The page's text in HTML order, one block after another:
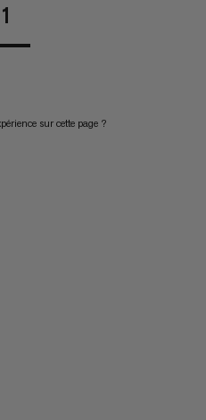
1
sur cette page ?